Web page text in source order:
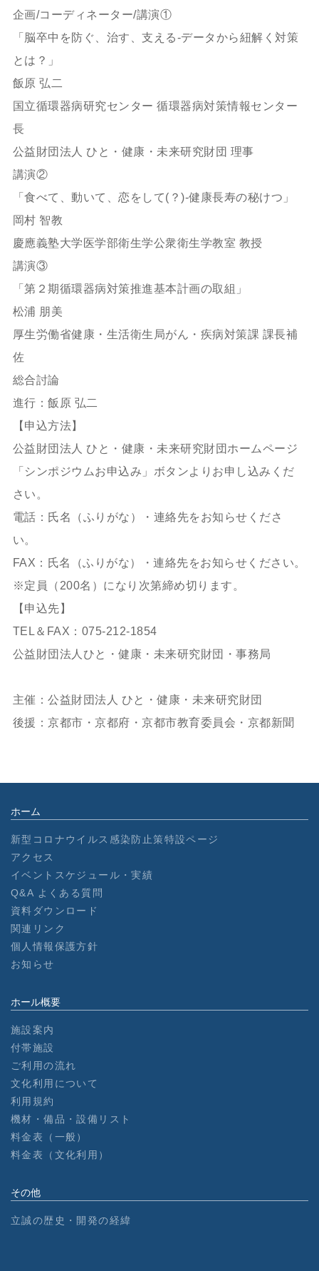
企画/コーディネーター/講演①
「脳卒中を防ぐ、治す、支える-データから紐解く対策
とは？」
飯原 弘二
国立循環器病研究センター 循環器病対策情報センター
長
公益財団法人 ひと・健康・未来研究財団 理事
講演②
「食べて、動いて、恋をして(？)-健康長寿の秘けつ」
岡村 智教
慶應義塾大学医学部衛生学公衆衛生学教室 教授
講演③
「第２期循環器病対策推進基本計画の取組」
松浦 朋美
厚生労働省健康・生活衛生局がん・疾病対策課 課長補
佐
総合討論
進行：飯原 弘二
【申込方法】
公益財団法人 ひと・健康・未来研究財団ホームページ
「シンポジウムお申込み」ボタンよりお申し込みくだ
さい。
電話：氏名（ふりがな）・連絡先をお知らせくださ
い。
FAX：氏名（ふりがな）・連絡先をお知らせください。
※定員（200名）になり次第締め切ります。
【申込先】
TEL＆FAX：075-212-1854
公益財団法人ひと・健康・未来研究財団・事務局
主催：公益財団法人 ひと・健康・未来研究財団
後援：京都市・京都府・京都市教育委員会・京都新聞
ホーム
新型コロナウイルス感染防止策特設ページ
アクセス
イベントスケジュール・実績
Q&A よくある質問
資料ダウンロード
関連リンク
個人情報保護方針
お知らせ
ホール概要
施設案内
付帯施設
ご利用の流れ
文化利用について
利用規約
機材・備品・設備リスト
料金表（一般）
料金表（文化利用）
その他
立誠の歴史・開発の経緯